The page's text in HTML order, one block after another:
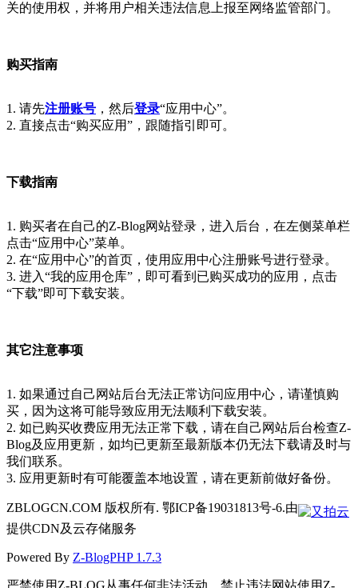
关的使用权，并将用户相关违法信息上报至网络监管部门。
购买指南
1. 请先注册账号 ，然后登录“应用中心”。
2. 直接点击“购买应用”，跟随指引即可。
下载指南
1. 购买者在自己的Z-Blog网站登录，进入后台，在左侧菜单栏
点击“应用中心”菜单。
2. 在“应用中心”的首页，使用应用中心注册账号进行登录。
3. 进入“我的应用仓库”，即可看到已购买成功的应用，点击
“下载”即可下载安装。
其它注意事项
1. 如果通过自己网站后台无法正常访问应用中心，请谨慎购
买，因为这将可能导致应用无法顺利下载安装。
2. 如已购买收费应用无法正常下载，请在自己网站后台检查Z-
Blog及应用更新，如均已更新至最新版本仍无法下载请及时与
我们联系。
3. 应用更新时有可能覆盖本地设置，请在更新前做好备份。
ZBLOGCN.COM 版权所有. 鄂ICP备19031813号-6.由
提供CDN及云存储服务
Powered By Z-BlogPHP 1.7.3
严禁使用Z-BLOG从事任何非法活动，禁止违法网站使用Z-